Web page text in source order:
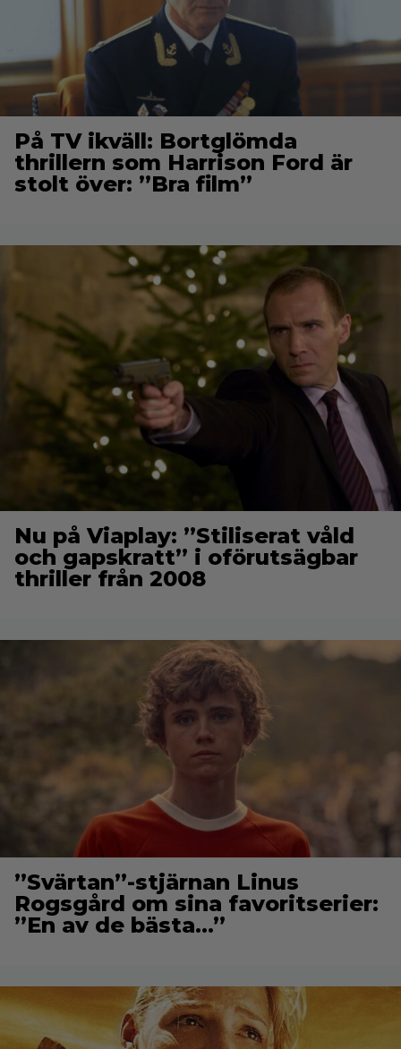
På TV ikväll: Bortglömda
thrillern som Harrison Ford är
stolt över: ”Bra film”
Nu på Viaplay: ”Stiliserat våld
och gapskratt” i oförutsägbar
thriller från 2008
”Svärtan”-stjärnan Linus
Rogsgård om sina favoritserier:
”En av de bästa…”